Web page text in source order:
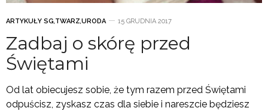
ARTYKUŁY SG,TWARZ,URODA 15 GRUDNIA 2017
Zadbaj o skórę przed
Świętami
Od lat obiecujesz sobie, że tym razem przed Świętami
odpuścisz, zyskasz czas dla siebie i nareszcie będziesz